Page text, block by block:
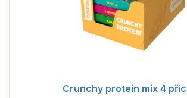
Crunchy protein mix 4